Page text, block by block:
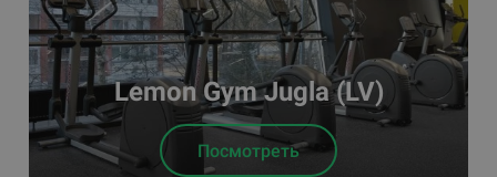
Lemon Gym Jugla (LV)
Посмотреть